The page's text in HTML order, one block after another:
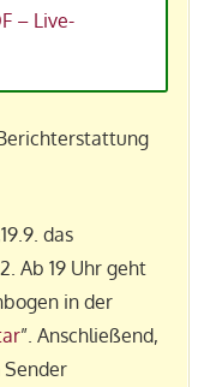
– Live-
das
Ab 19 Uhr geht
in der
”. Anschließend,